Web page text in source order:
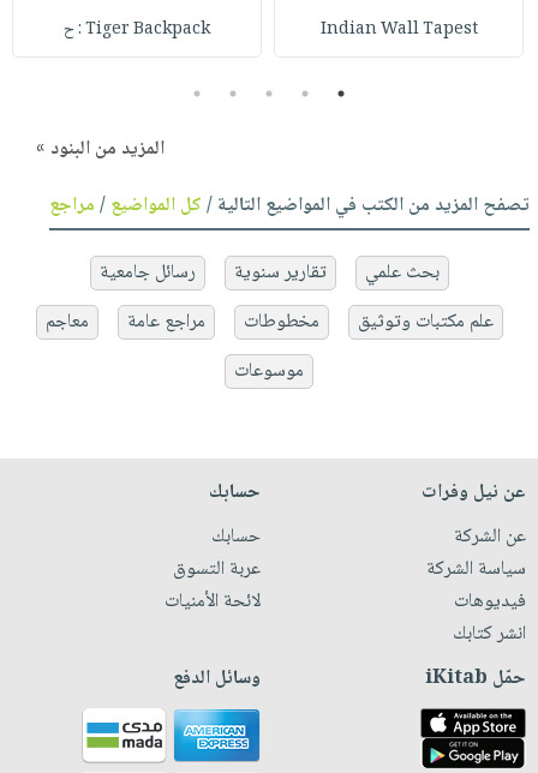
Indian Wall Tapest Tiger Backpack : ح
1
2
3
4
5
المزيد من البنود »
تصفح المزيد من الكتب في المواضيع التالية /كل المواضيع/مراجع
بحث علمي تقارير سنوية
رسائل جامعية
علم مكتبات وتوثيق
مخطوطات مراجع عامة
معاجم
موسوعات
عن نيل وفرات
عن الشركة
سياسة الشركة
فيديوهات
انشر كتابك
حسابك
حسابك
عربة التسوق
لائحة الأمنيات
حمّل iKitab وسائل الدفع